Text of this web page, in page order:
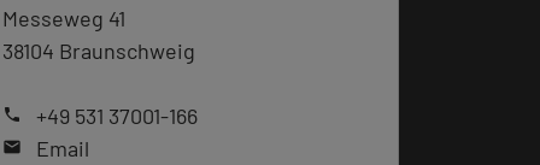
Messeweg 41
38104 Braunschweig
phone +49 531 37001-166
mail Email